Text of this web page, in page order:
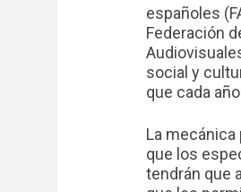
españoles
Federación
social y
que cada
La mecánica
que los
tendrán que